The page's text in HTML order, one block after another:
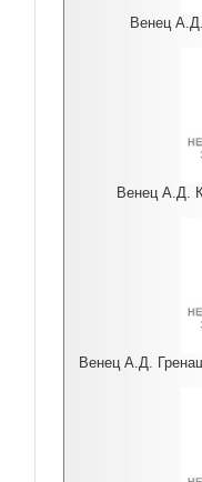
Венец
Венец А.Д.
Венец А.Д.